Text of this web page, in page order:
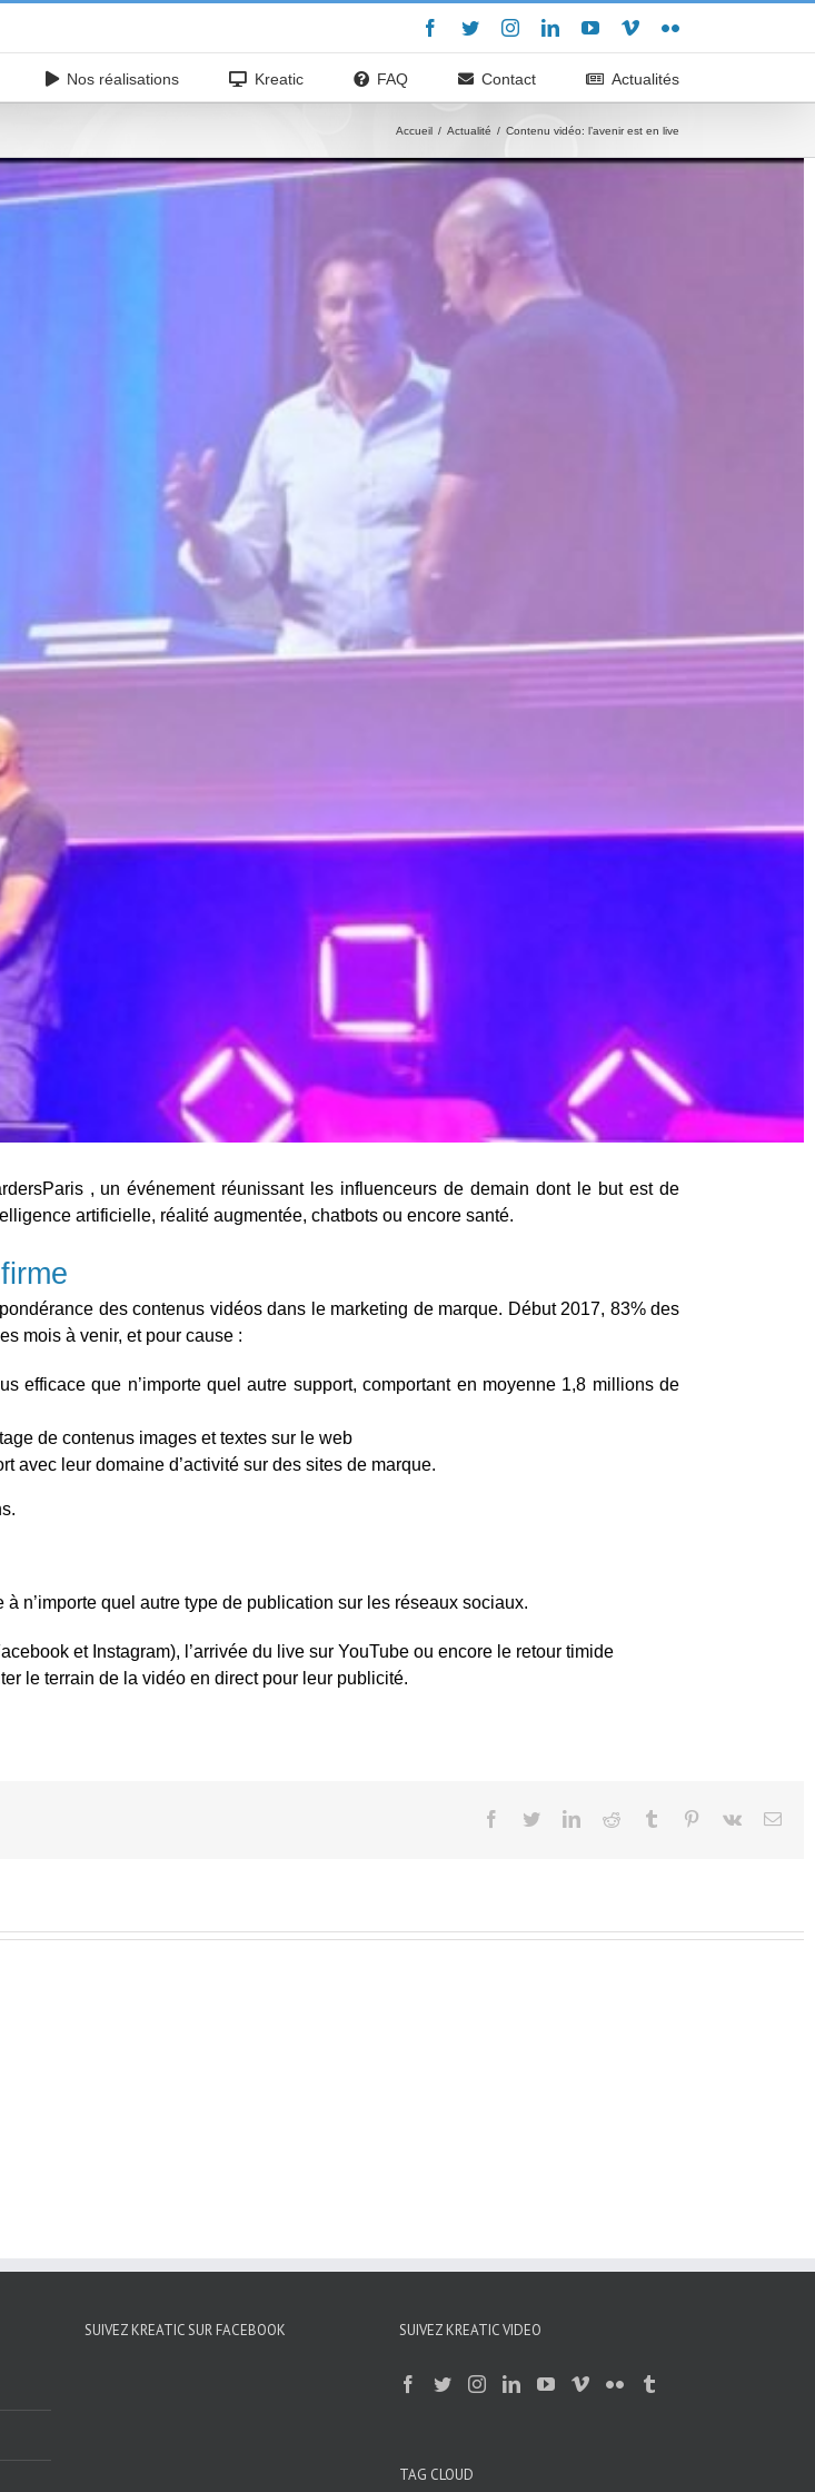
Facebook
TwitterInstagramLinkedInYouTube
VimeoFlickr
Nos réalisations Kreatic FAQ Contact Actualités
Accueil / Actualité / Contenu vidéo: l’avenir est en live
, un événement réunissant les influenceurs de demain dont le but est de
artificielle, réalité augmentée, chatbots ou encore santé.
des contenus vidéos dans le marketing de marque. Début 2017, 83% des
mois à venir, et pour cause :
efficace que n’importe quel autre support, comportant en moyenne 1,8 millions de
de contenus images et textes sur le web
avec leur domaine d’activité sur des sites de marque.
n’importe quel autre type de publication sur les réseaux sociaux.
et Instagram), l’arrivée du live sur YouTube ou encore le retour timide
le terrain de la vidéo en direct pour leur publicité.
Facebook
TwitterLinkedInReddit Tumblr Pinterest
Vk
SUIVEZ KREATIC SUR FACEBOOK SUIVEZ KREATIC VIDEO
TAG CLOUD